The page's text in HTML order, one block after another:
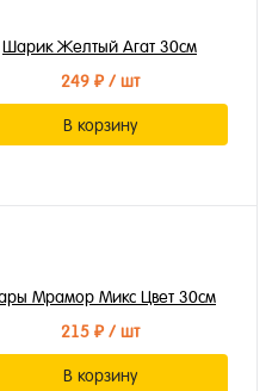
Шарик Желтый Агат 30см
249 ₽/ шт
В корзину
Мрамор Микс Цвет 30см
215 ₽/ шт
В корзину